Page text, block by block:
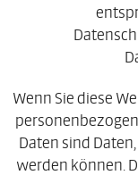
Wenn Sie diese
Daten sind
werden können.